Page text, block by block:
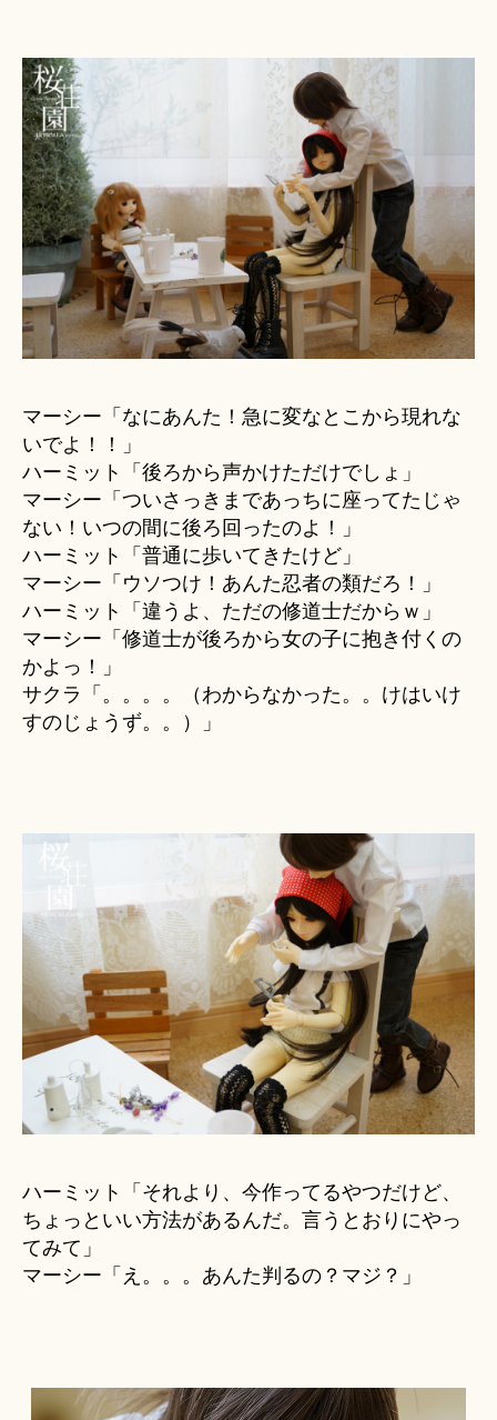
マーシー「なにあんた！急に変なとこから現れな
いでよ！！」
ハーミット「後ろから声かけただけでしょ」
マーシー「ついさっきまであっちに座ってたじゃ
ない！いつの間に後ろ回ったのよ！」
ハーミット「普通に歩いてきたけど」
マーシー「ウソつけ！あんた忍者の類だろ！」
ハーミット「違うよ、ただの修道士だからｗ」
マーシー「修道士が後ろから女の子に抱き付くの
かよっ！」
サクラ「。。。。（わからなかった。。けはいけ
すのじょうず。。）」
ハーミット「それより、今作ってるやつだけど、
ちょっといい方法があるんだ。言うとおりにやっ
てみて」
マーシー「え。。。あんた判るの？マジ？」